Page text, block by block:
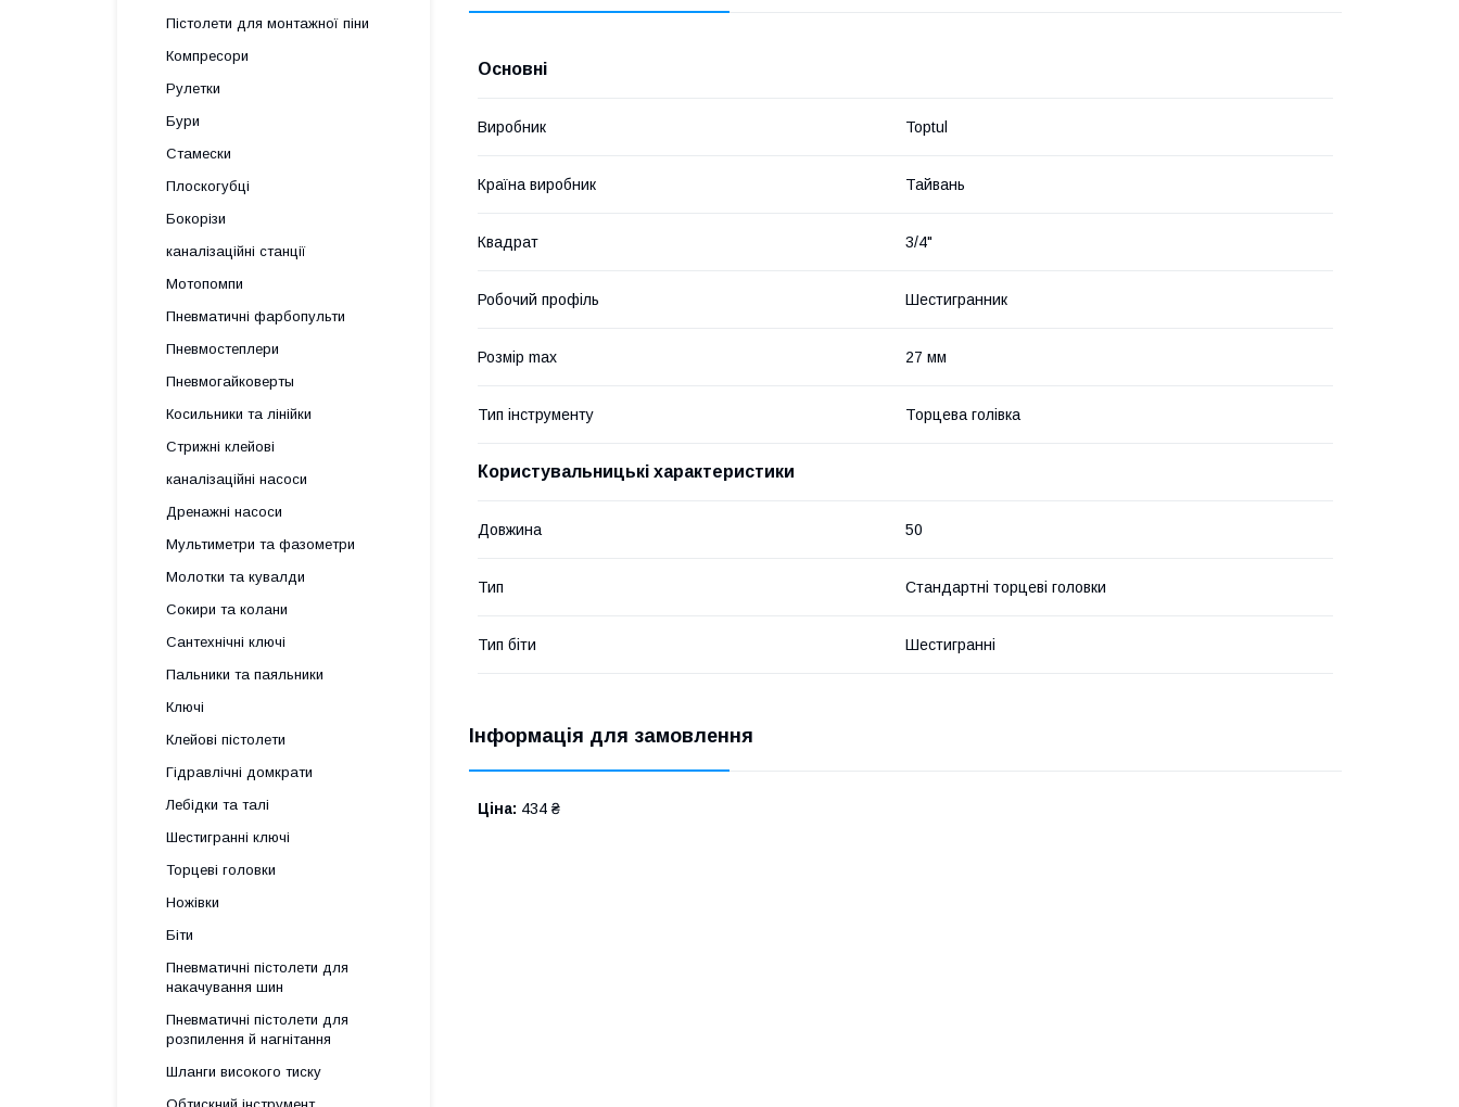
Основні
Виробник Toptul
Країна виробник Тайвань
Квадрат 3/4"
Робочий профіль Шестигранник
Розмір max 27 мм
Тип інструменту Торцева голівка
Користувальницькі характеристики
Довжина 50
Тип Стандартні торцеві головки
Тип біти Шестигранні
Інформація для замовлення
Ціна: 434 ₴
Пістолети для монтажної піни
Компресори
Рулетки
Бури
Стамески
Плоскогубці
Бокорізи
каналізаційні станції
Мотопомпи
Пневматичні фарбопульти
Пневмостеплери
Пневмогайковерты
Косильники та лінійки
Стрижні клейові
каналізаційні насоси
Дренажні насоси
Мультиметри та фазометри
Молотки та кувалди
Сокири та колани
Сантехнічні ключі
Пальники та паяльники
Ключі
Клейові пістолети
Гідравлічні домкрати
Лебідки та талі
Шестигранні ключі
Торцеві головки
Ножівки
Біти
Пневматичні пістолети для
накачування шин
Пневматичні пістолети для
розпилення й нагнітання
Шланги високого тиску